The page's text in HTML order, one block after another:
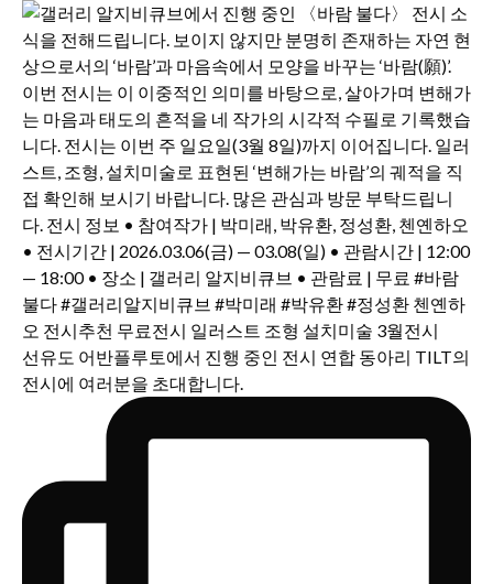
선유도 어반플루토에서 진행 중인 전시 연합 동아리 TILT의
전시에 여러분을 초대합니다.